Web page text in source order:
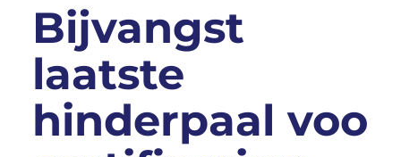
Bijvangst
laatste
hinderpaal voor